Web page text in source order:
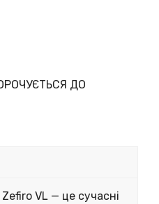
ДО
VL — це сучасні